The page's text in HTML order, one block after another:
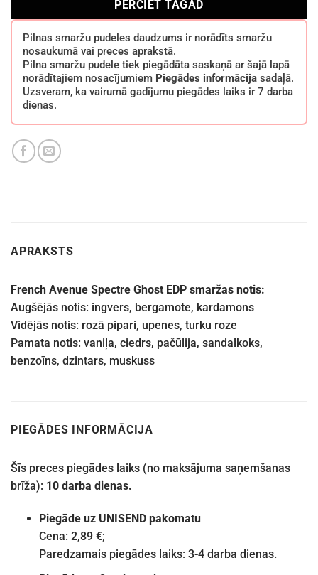
PĒRCIET TAGAD
Pilnas smaržu pudeles daudzums ir norādīts smaržu
nosaukumā vai preces aprakstā.
Pilna smaržu pudele tiek piegādāta saskaņā ar šajā lapā
norādītajiem nosacījumiem Piegādes informācija sadaļā.
Uzsveram, ka vairumā gadījumu piegādes laiks ir 7 darba
dienas.
APRAKSTS
French Avenue Spectre Ghost EDP smaržas notis:
Augšējās notis: ingvers, bergamote, kardamons
Vidējās notis: rozā pipari, upenes, turku roze
Pamata notis: vaniļa, ciedrs, pačūlija, sandalkoks,
benzoīns, dzintars, muskuss
PIEGĀDES INFORMĀCIJA
Šīs preces piegādes laiks (no maksājuma saņemšanas
brīža): 10 darba dienas.
Piegāde uz UNISEND pakomatu
Cena: 2,89 €;
Paredzamais piegādes laiks: 3-4 darba dienas.